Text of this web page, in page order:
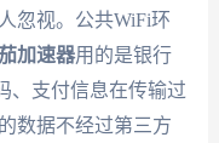
忽视。公共WiFi环
加速器用的是银行
、支付信息在传输过
数据不经过第三方